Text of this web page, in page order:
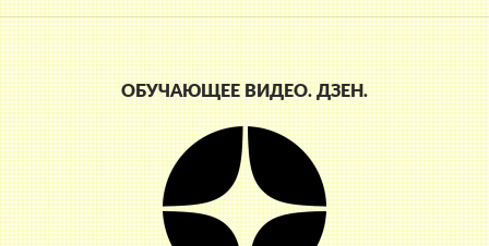
ОБУЧАЮЩЕЕ ВИДЕО. ДЗЕН.